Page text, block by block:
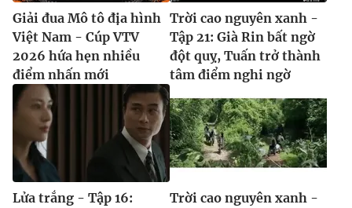
Giải đua Mô tô địa hình
Việt Nam - Cúp VTV
2026 hứa hẹn nhiều
điểm nhấn mới
Trời cao nguyên xanh -
Tập 21: Già Rin bất ngờ
đột quỵ, Tuấn trở thành
tâm điểm nghi ngờ
Lửa trắng - Tập 16:
Trời cao nguyên xanh -